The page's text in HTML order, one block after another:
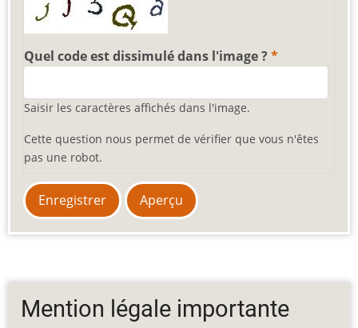
Quel code est dissimulé dans l'image ?
Saisir les caractères affichés dans l'image.
Cette question nous permet de vérifier que vous n'êtes
pas une robot.
Mention légale importante